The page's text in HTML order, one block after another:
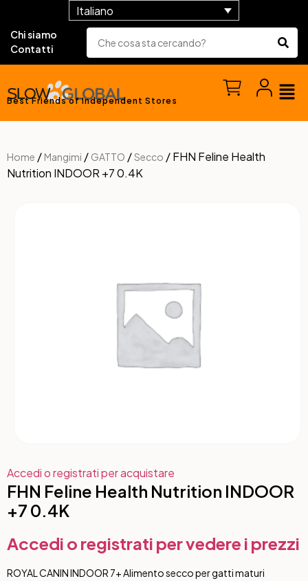
Italiano
Chi siamo
Contatti
Best Friends of Independent Stores
Home / Mangimi / GATTO /Secco / FHN Feline Health
Nutrition INDOOR +7 0.4K
Accedi o registrati per acquistare
FHN Feline Health Nutrition INDOOR
+7 0.4K
Accedi o registrati per vedere i prezzi
ROYAL CANIN INDOOR 7+ Alimento secco per gatti maturi